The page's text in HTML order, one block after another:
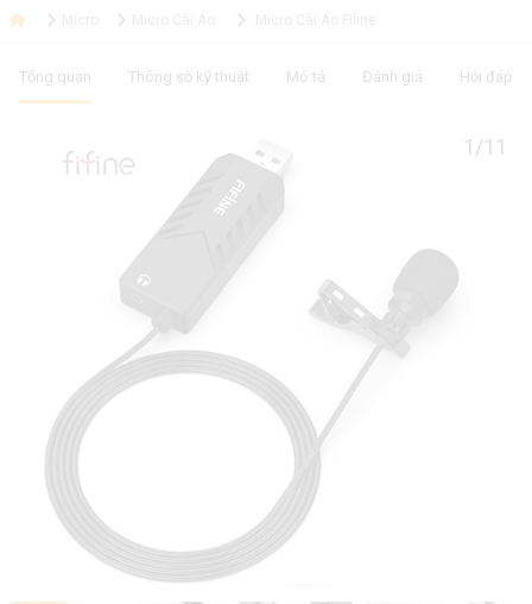
Tổng quan Thông số kỹ thuật Mô tả Đánh giá Hỏi đáp
1/11